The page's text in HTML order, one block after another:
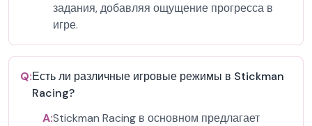
задания, добавляя ощущение прогресса в
игре.
Q:Есть ли различные игровые режимы в Stickman
Racing?
A:Stickman Racing в основном предлагает